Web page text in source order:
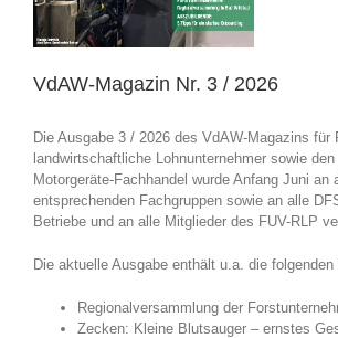
VdAW-Magazin Nr. 3 / 2026
Die Ausgabe 3 / 2026 des VdAW-Magazins für
landwirtschaftliche Lohnunternehmer sowie
Motorgeräte-Fachhandel wurde Anfang Juni an
entsprechenden Fachgruppen sowie an alle
Betriebe und an alle Mitglieder des FUV-RLP
Die aktuelle Ausgabe enthält u.a. die folgenden
Regionalversammlung der
Zecken: Kleine Blutsauger – ernstes